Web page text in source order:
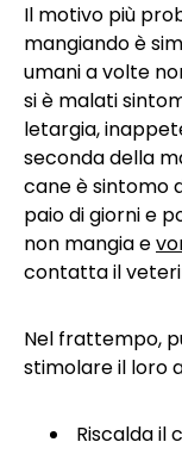
Il motivo più
mangiando è
umani a volte
si è malati
letargia,
seconda della
cane è sintomo
paio di giorni e
non mangia e
contatta il
Nel frattempo,
stimolare il loro
Riscalda il